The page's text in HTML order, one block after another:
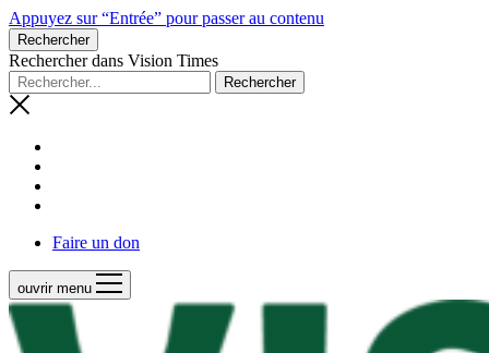
Appuyez sur “Entrée” pour passer au contenu
Rechercher
Rechercher dans Vision Times
Faire un don
ouvrir menu